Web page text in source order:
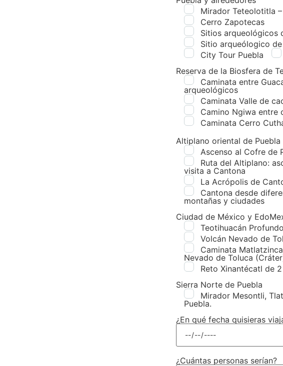
Mirador Teteolotitla
Cerro Zapotecas
Sitios arqueológicos
Sitio arqueólogico
City Tour Puebla
Reserva de la Biosfera de
Caminata entre
arqueológicos
Caminata Valle de
Camino Ngiwa entre
Caminata Cerro
Altiplano oriental de Puebla
Ascenso al Cofre de
Ruta del Altiplano:
visita a Cantona
La Acrópolis de
Cantona desde
montañas y ciudades
Ciudad de México y
Teotihuacán
Volcán Nevado de
Caminata
Nevado de Toluca
Reto Xinantécatl de
Sierra Norte de Puebla
Mirador Mesontli,
Puebla.
¿En qué fecha quisieras
¿Cuántas personas serían?